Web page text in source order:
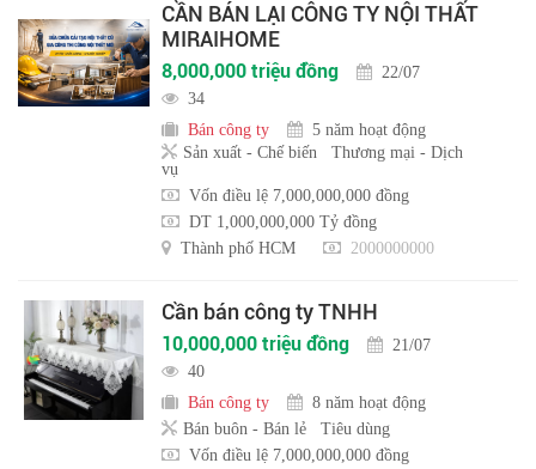
CẦN BÁN LẠI CÔNG TY NỘI THẤT
MIRAIHOME
8,000,000 triệu đồng
22/07
34
Bán công ty
5 năm hoạt động
Sản xuất - Chế biến
Thương mại - Dịch
vụ
Vốn điều lệ 7,000,000,000 đồng
DT 1,000,000,000 Tỷ đồng
Thành phố HCM
2000000000
Cần bán công ty TNHH
10,000,000 triệu đồng
21/07
40
Bán công ty
8 năm hoạt động
Bán buôn - Bán lẻ
Tiêu dùng
Vốn điều lệ 7,000,000,000 đồng